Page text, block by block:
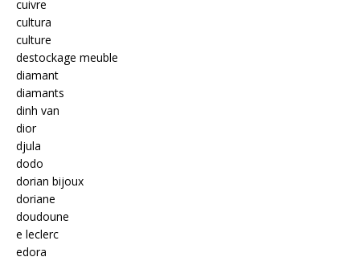
cuivre
cultura
culture
destockage meuble
diamant
diamants
dinh van
dior
djula
dodo
dorian bijoux
doriane
doudoune
e leclerc
edora